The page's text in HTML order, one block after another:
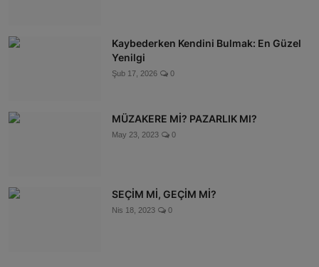
Kaybederken Kendini Bulmak: En Güzel
Yenilgi
Şub 17, 2026 0
MÜZAKERE Mİ? PAZARLIK MI?
May 23, 2023 0
SEÇİM Mİ, GEÇİM Mİ?
Nis 18, 2023 0